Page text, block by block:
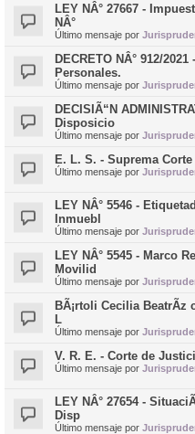
LEY NÂ° 27667 -
NÂ°
Último mensaje por
DECRETO NÂ° 912/
Personales.
Último mensaje por
DECISIÃ“N
Disposicio
Último mensaje por
E. L. S. - Suprema
Último mensaje por
LEY NÂ° 5546 -
Inmuebl
Último mensaje por
LEY NÂ° 5545 - Marco
Movilid
Último mensaje por
BÃ¡rtoli Cecilia BeatrÃ­z
L
Último mensaje por
V. R. E. - Corte de
Último mensaje por
LEY NÂ° 27654 -
Disp
Último mensaje por